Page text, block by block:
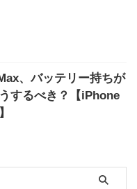
、バッテリー持ちが
するべき？【iPhone